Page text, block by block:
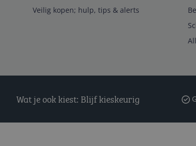
Veilig kopen; hulp, tips & alerts
Wat je ook kiest: Blijf kieskeurig